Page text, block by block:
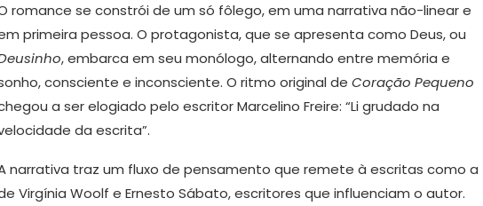
romance se constrói de um só fôlego, em uma narrativa não-linear e
primeira pessoa. O protagonista, que se apresenta como Deus, ou
, embarca em seu monólogo, alternando entre memória e
consciente e inconsciente. O ritmo original de Coração Pequeno
a ser elogiado pelo escritor Marcelino Freire: “Li grudado na
da escrita”.
narrativa traz um fluxo de pensamento que remete à escritas como a
Virgínia Woolf e Ernesto Sábato, escritores que influenciam o autor.